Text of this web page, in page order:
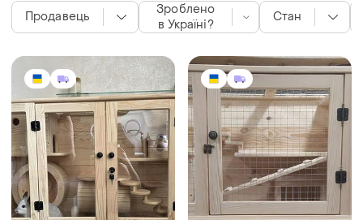
Продавець
Зроблено
в Україні?
Стан